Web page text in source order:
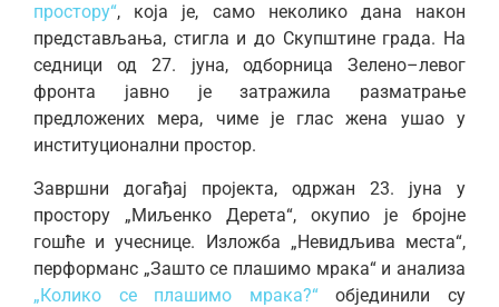
простору“, која је, само неколико дана након
представљања, стигла и до Скупштине града. На
седници од 27. јуна, одборница Зелено–левог
фронта јавно је затражила разматрање
предложених мера, чиме је глас жена ушао у
институционални простор.
Завршни догађај пројекта, одржан 23. јуна у
простору „Миљенко Дерета“, окупио је бројне
гошће и учеснице. Изложба „Невидљива места“,
перформанс „Зашто се плашимо мрака“ и анализа
„Колико се плашимо мрака?“објединили су